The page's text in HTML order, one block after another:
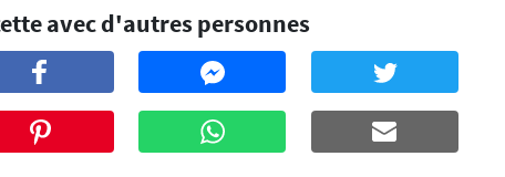
avec d'autres personnes